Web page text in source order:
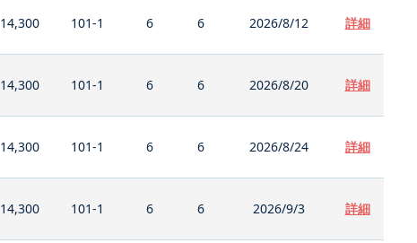
14,300 101-1 6 6 2026/8/12 詳細
14,300 101-1 6 6 2026/8/20 詳細
14,300 101-1 6 6 2026/8/24 詳細
14,300 101-1 6 6 2026/9/3 詳細